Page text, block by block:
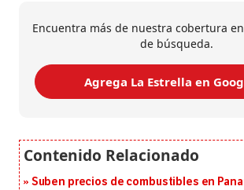
Encuentra más de nuestra cobertura
de búsqueda.
Agrega La Estrella en
Suben precios de combustibles en